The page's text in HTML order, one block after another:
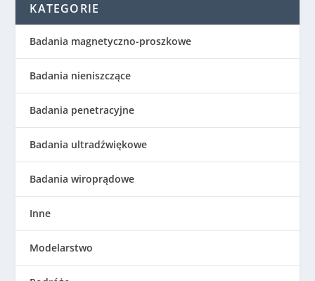
KATEGORIE
Badania magnetyczno-proszkowe
Badania nieniszczące
Badania penetracyjne
Badania ultradźwiękowe
Badania wiroprądowe
Inne
Modelarstwo